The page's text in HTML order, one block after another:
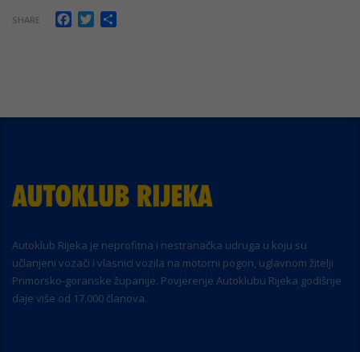
SHARE Facebook
Twitter
Autoklub Rijeka je neprofitna i nestranačka udruga u koju su
učlanjeni vozači i vlasnici vozila na motorni pogon, uglavnom žitelji
Primorsko-goranske županije. Povjerenje Autoklubu Rijeka godišnje
daje više od 17.000 članova.